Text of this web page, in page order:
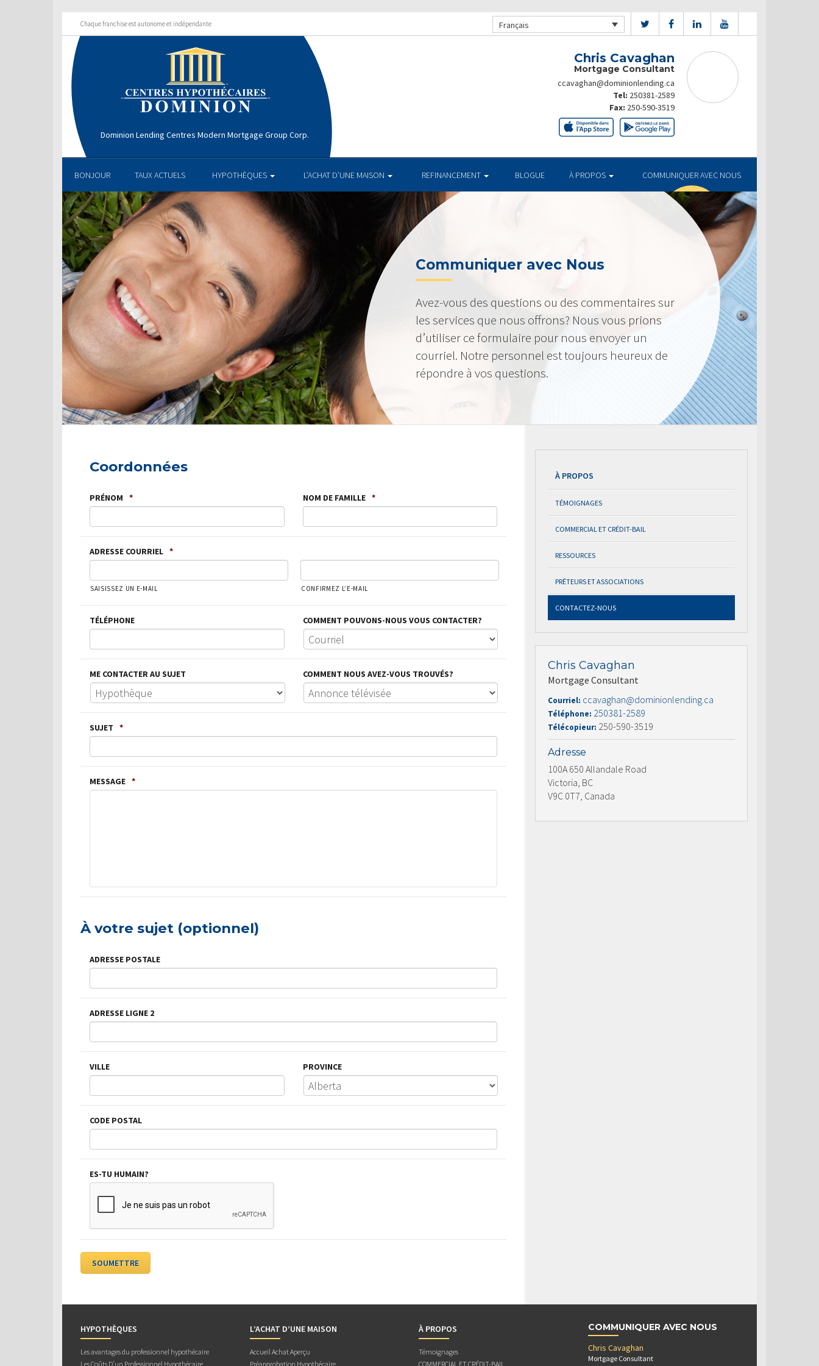
Chaque franchise est autonome et indépendante Français
Dominion Lending Centres Modern Mortgage Group Corp.
Chris Cavaghan
Mortgage Consultant
ccavaghan@dominionlending.ca
Tel: 250381-2589
Fax: 250-590-3519
BONJOUR TAUX ACTUELS HYPOTHÈQUES L’ACHAT D’UNE MAISON REFINANCEMENT BLOGUE À PROPOS COMMUNIQUER AVEC NOUS
Communiquer avec Nous
Avez-vous des questions ou des commentaires sur
les services que nous offrons? Nous vous prions
d’utiliser ce formulaire pour nous envoyer un
courriel. Notre personnel est toujours heureux de
répondre à vos questions.
Coordonnées
PRÉNOM * NOM DE FAMILLE *
ADRESSE COURRIEL *
SAISISSEZ UN E-MAIL CONFIRMEZ L’E-MAIL
TÉLÉPHONE COMMENT POUVONS-NOUS VOUS CONTACTER?
ME CONTACTER AU SUJET COMMENT NOUS AVEZ-VOUS TROUVÉS?
SUJET *
MESSAGE *
À votre sujet (optionnel)
ADRESSE POSTALE
ADRESSE LIGNE 2
VILLE PROVINCE
CODE POSTAL
ES-TU HUMAIN?
À PROPOS
TÉMOIGNAGES
COMMERCIAL ET CRÉDIT-BAIL
RESSOURCES
PRÊTEURS ET ASSOCIATIONS
CONTACTEZ-NOUS
Chris Cavaghan
Mortgage Consultant
Courriel: ccavaghan@dominionlending.ca
Téléphone: 250381-2589
Télécopieur: 250-590-3519
Adresse
100A 650 Allandale Road
Victoria, BC
V9C 0T7, Canada
HYPOTHÈQUES
Les avantages du professionnel hypothécaire
Les Coûts D’un Professionnel Hypothécaire
L’ACHAT D’UNE MAISON
Accueil Achat Aperçu
Préapprobation Hypothécaire
À PROPOS
Témoignages
COMMERCIAL ET CRÉDIT-BAIL
COMMUNIQUER AVEC NOUS
Chris Cavaghan
Mortgage Consultant